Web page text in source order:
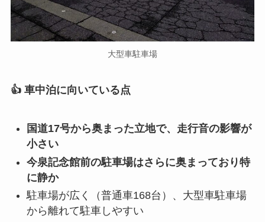
大型車駐車場
👍 車中泊に向いている点
国道17号から奥まった立地で、走行音の影響が
小さい
今泉記念館前の駐車場はさらに奥まっており特
に静か
駐車場が広く（普通車168台）、大型車駐車場
から離れて駐車しやすい